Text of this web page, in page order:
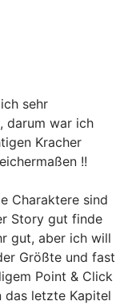
sehr
darum war ich
Kracher
!!
Charaktere sind
Story gut finde
gut, aber ich will
Größte und fast
Point & Click
das letzte Kapitel